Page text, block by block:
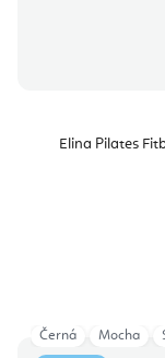
Elina Pilates
Černá Mocha